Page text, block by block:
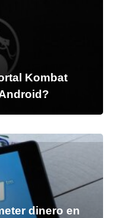
Kombat
dinero en